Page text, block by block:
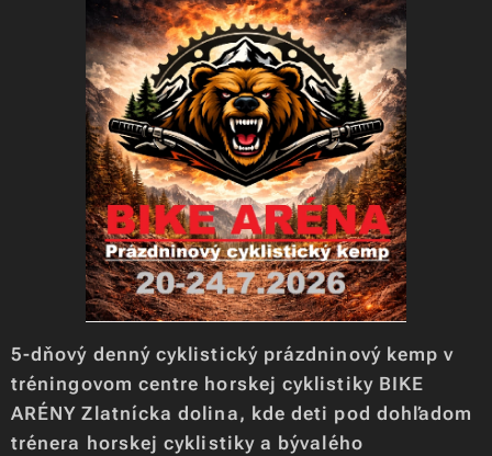
5-dňový denný cyklistický prázdninový kemp v
tréningovom centre horskej cyklistiky BIKE
ARÉNY Zlatnícka dolina, kde deti pod dohľadom
trénera horskej cyklistiky a bývalého